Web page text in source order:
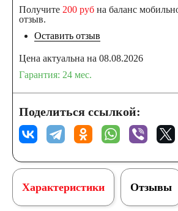
Получите 200 руб на баланс
отзыв.
Оставить отзыв
Цена актуальна на 08.08.2026
Гарантия: 24 мес.
Поделиться ссылкой:
Характеристики Отзывы